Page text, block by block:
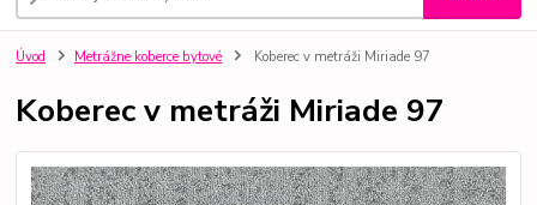
Úvod Metrážne koberce bytové Koberec v metráži Miriade 97
Koberec v metráži Miriade 97